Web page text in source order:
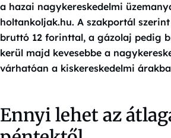
a hazai nagykereskedelmi
holtankoljak.hu. A szakportál
bruttó 12 forinttal, a gázolaj pedig
kerül majd kevesebbe a
várhatóan a kiskereskedelmi
Ennyi lehet az